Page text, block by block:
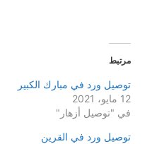
مرتبط
توصيل ورد في مبارك الكبير
12 مايو، 2021
في "توصيل أزهار"
توصيل ورد في القرين